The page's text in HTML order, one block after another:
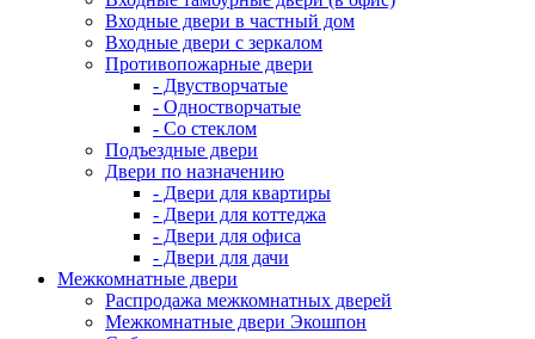
Входные двери в частный дом
Входные двери с зеркалом
Противопожарные двери
- Двустворчатые
- Одностворчатые
- Со стеклом
Подъездные двери
Двери по назначению
- Двери для квартиры
- Двери для коттеджа
- Двери для офиса
- Двери для дачи
Межкомнатные двери
Распродажа межкомнатных дверей
Межкомнатные двери Экошпон